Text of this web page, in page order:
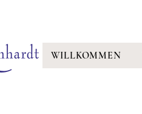
WILLKOMMEN